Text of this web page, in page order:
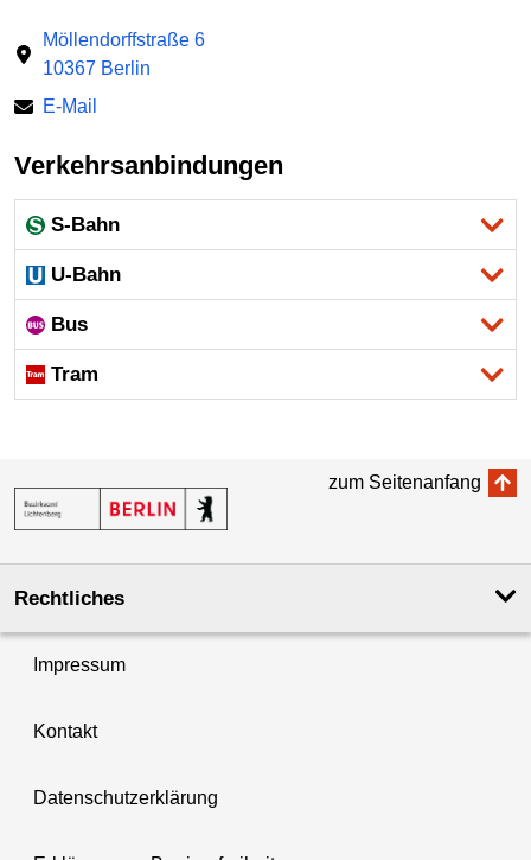
Möllendorffstraße 6
10367 Berlin
E-Mail
Verkehrsanbindungen
S-Bahn
U-Bahn
Bus
Tram
zum Seitenanfang
Rechtliches
Impressum
Kontakt
Datenschutzerklärung